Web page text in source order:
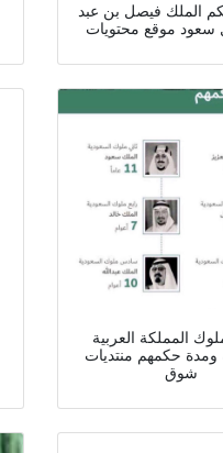
الملك فيصل بن عبد
سعود موقع محتويات
المملكة العربية
ومدة حكمهم منتديات
شوق